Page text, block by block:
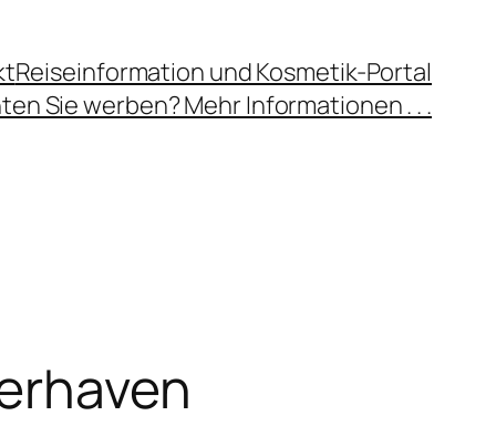
Reiseinformation und Kosmetik-Portal
Sie werben? Mehr Informationen . . .